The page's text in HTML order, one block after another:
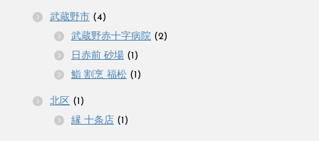
武蔵野市 (4)
武蔵野赤十字病院 (2)
日赤前 砂場 (1)
鮨 割烹 福松 (1)
北区 (1)
縁 十条店 (1)